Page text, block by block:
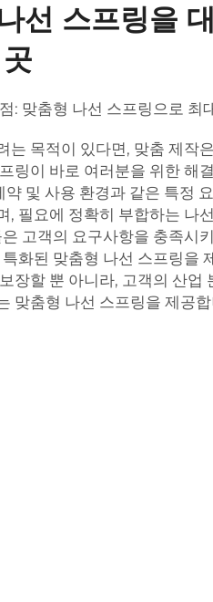
선 스프링을
: 맞춤형 나선 스프링으로 최
는 목적이 있다면, 맞춤 제작
링이 바로 여러분을 위한 해
및 사용 환경과 같은 특정
, 필요에 정확히 부합하는 나
고객의 요구사항을 충족시
화된 맞춤형 나선 스프링을
장할 뿐 아니라, 고객의 산업
맞춤형 나선 스프링을 제공